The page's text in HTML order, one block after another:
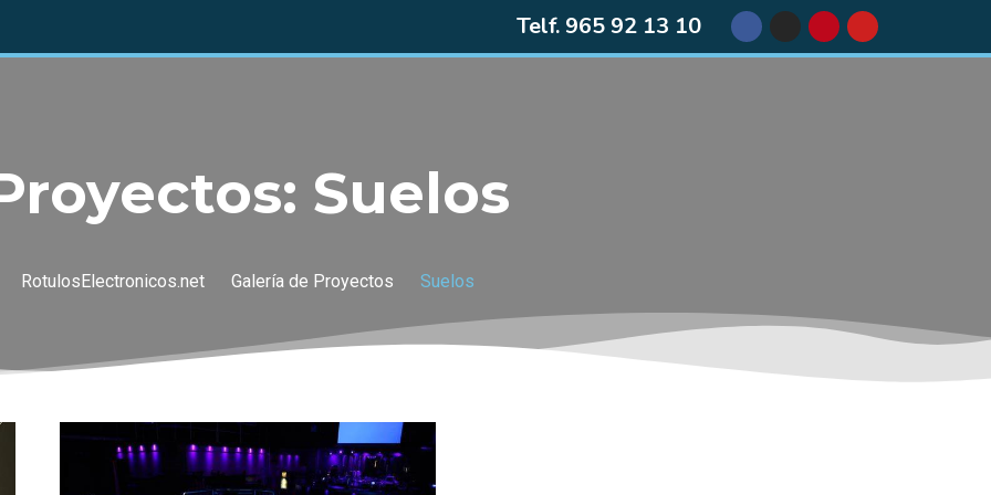
Telf. 965 92 13 10
Suelos
RotulosElectronicos.net Galería de Proyectos Suelos